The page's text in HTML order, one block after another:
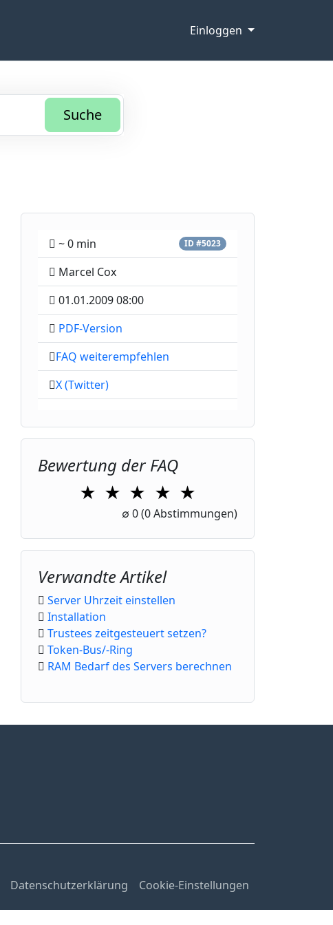
Einloggen
Suche
~ 0 min ID #5023
Marcel Cox
01.01.2009 08:00
PDF-Version
FAQ weiterempfehlen
X (Twitter)
Bewertung der FAQ
★
1 Star
★
2 Stars
★
3 Stars
★
4 Stars
★
5 Stars
∅ 0(0 Abstimmungen)
Verwandte Artikel
Server Uhrzeit einstellen
Installation
Trustees zeitgesteuert setzen?
Token-Bus/-Ring
RAM Bedarf des Servers berechnen
Datenschutzerklärung Cookie-Einstellungen